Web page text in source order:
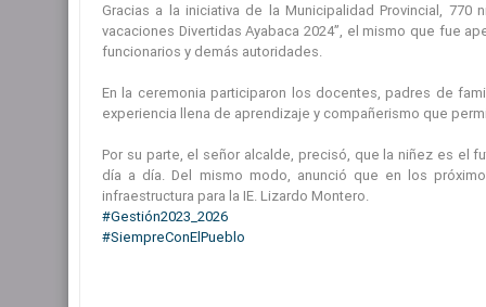
Gracias a la iniciativa de la Municipalidad Provincial,
vacaciones Divertidas Ayabaca 2024”, el mismo que fue
funcionarios y demás autoridades.
En la ceremonia participaron los docentes, padres de
experiencia llena de aprendizaje y compañerismo que
Por su parte, el señor alcalde, precisó, que la niñez es el
día a día. Del mismo modo, anunció que en los
infraestructura para la IE. Lizardo Montero.
#Gestión2023_2026
#SiempreConElPueblo